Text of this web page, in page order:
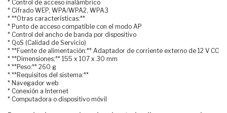
* Control de acceso inalámbrico
* Cifrado WEP, WPA/WPA2, WPA3
* **Otras características:**
* Punto de acceso compatible con el modo AP
* Control del ancho de banda por dispositivo
* QoS (Calidad de Servicio)
* **Fuente de alimentación:** Adaptador de corriente externo de 12 V CC
* **Dimensiones:** 155 x 107 x 30 mm
* **Peso:** 260 g
* **Requisitos del sistema:**
* Navegador web
* Conexión a Internet
* Computadora o dispositivo móvil